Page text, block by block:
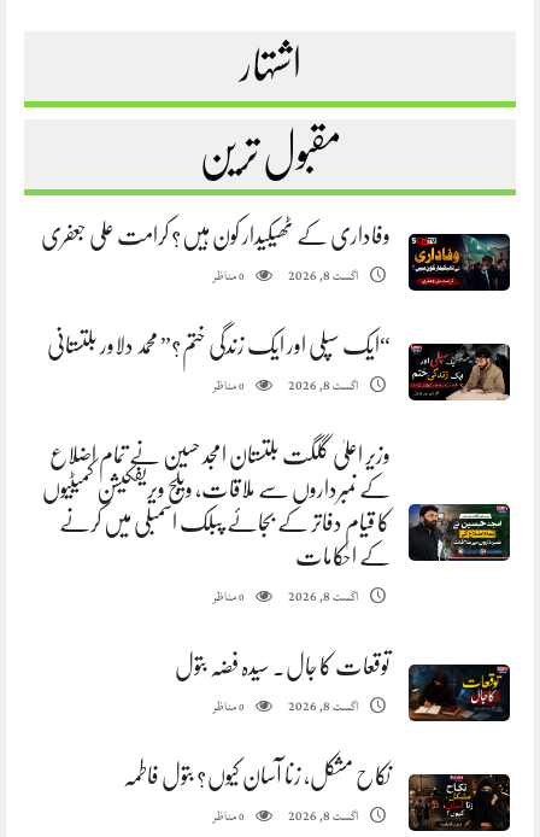
اشتہار
مقبول ترین
وفاداری کے ٹھیکیدار کون ہیں؟ کرامت علی جعفری
اگست 8, 2026 0مناظر
“ایک سپلی اور ایک زندگی ختم؟” محمد دلاور بلتستانی
اگست 8, 2026 0مناظر
وزیر اعلیٰ گلگت بلتستان امجد حسین نے تمام اضلاع
کے نمبرداروں سے ملاقات، ویلج ویریفکیشن کمیٹیوں
کا قیام دفاتر کے بجائے پبلک اسمبلی میں کرنے
کے احکامات
اگست 8, 2026 0مناظر
توقعات کا جال. سیدہ فضہ بتول
اگست 8, 2026 0مناظر
نکاح مشکل، زنا آسان کیوں؟ بتول فاطمہ
اگست 8, 2026 0مناظر